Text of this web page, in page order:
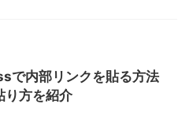
で内部リンクを貼る方法
り方を紹介